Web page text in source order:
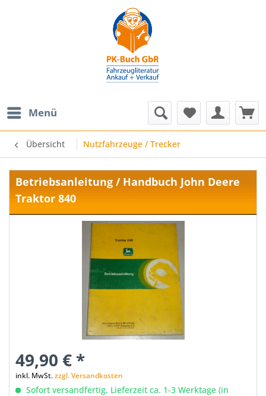
Menü
Übersicht Nutzfahrzeuge / Trecker
Betriebsanleitung / Handbuch John Deere
Traktor 840
49,90 € *
inkl. MwSt.zzgl. Versandkosten
Sofort versandfertig, Lieferzeit ca. 1-3 Werktage (in